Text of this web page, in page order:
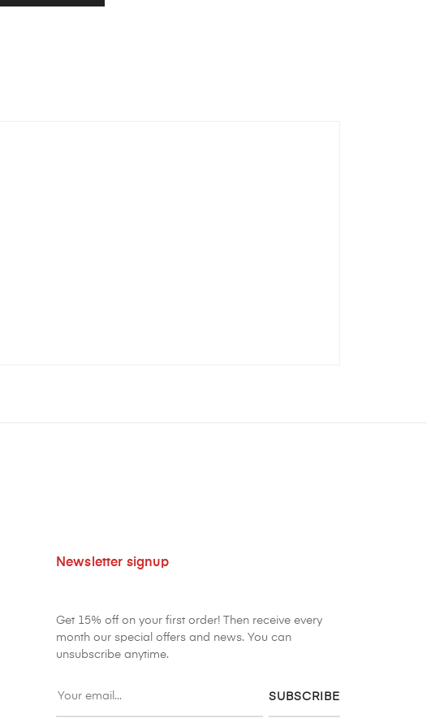
Newsletter signup
Get 15% off on your first order! Then receive every
month our special offers and news. You can
unsubscribe anytime.
SUBSCRIBE